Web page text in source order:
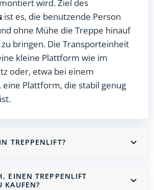
wird. Ziel des
ist es, die benutzende Person
ohne Mühe die Treppe hinauf
bringen. Die Transporteinheit
kleine Plattform wie im
oder, etwa bei einem
, eine Plattform, die stabil genug
TREPPENLIFT?
EINEN TREPPENLIFT
KAUFEN?